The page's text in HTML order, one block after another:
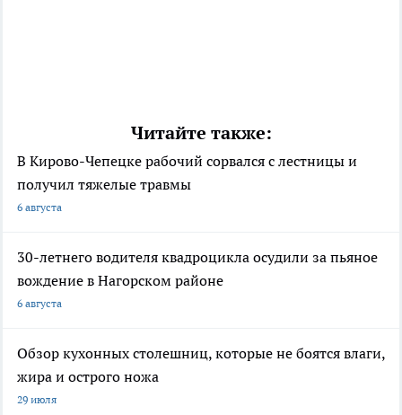
Читайте также:
В Кирово-Чепецке рабочий сорвался с лестницы и
получил тяжелые травмы
6 августа
30-летнего водителя квадроцикла осудили за пьяное
вождение в Нагорском районе
6 августа
Обзор кухонных столешниц, которые не боятся влаги,
жира и острого ножа
29 июля